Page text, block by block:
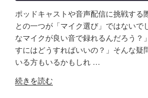
タ
ー
フ
ェ
ー
ス
ド
キ
ャ
ス
ト
音
Amazon
Apple
RSS
Spotify
RSS FEED
SHARE
LINK
EMBED
ポッドキャストや音声配信に挑戦する
との一つが「マイク選び」ではないで
なマイクが良い音で録れるんだろう？
すにはどうすればいいの？」そんな疑
いる方もいるかもしれ …
"原
続きを読む